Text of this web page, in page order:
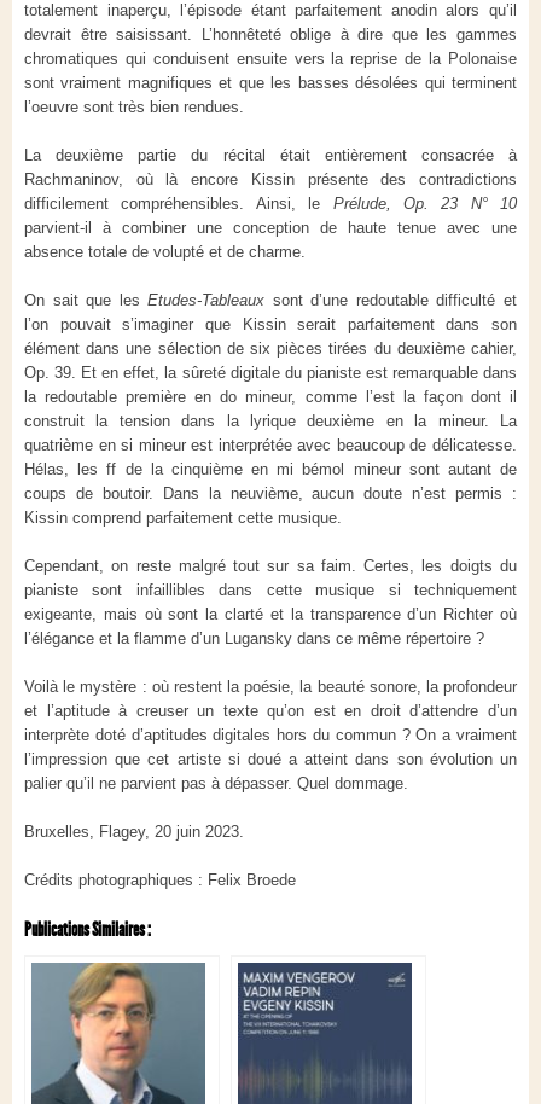
totalement inaperçu, l’épisode étant parfaitement anodin alors qu’il
devrait être saisissant. L’honnêteté oblige à dire que les gammes
chromatiques qui conduisent ensuite vers la reprise de la Polonaise
sont vraiment magnifiques et que les basses désolées qui terminent
l’oeuvre sont très bien rendues.
La deuxième partie du récital était entièrement consacrée à
Rachmaninov, où là encore Kissin présente des contradictions
difficilement compréhensibles. Ainsi, le Prélude, Op. 23 N° 10
parvient-il à combiner une conception de haute tenue avec une
absence totale de volupté et de charme.
On sait que les Etudes-Tableaux sont d’une redoutable difficulté et
l’on pouvait s’imaginer que Kissin serait parfaitement dans son
élément dans une sélection de six pièces tirées du deuxième cahier,
Op. 39. Et en effet, la sûreté digitale du pianiste est remarquable dans
la redoutable première en do mineur, comme l’est la façon dont il
construit la tension dans la lyrique deuxième en la mineur. La
quatrième en si mineur est interprétée avec beaucoup de délicatesse.
Hélas, les ff de la cinquième en mi bémol mineur sont autant de
coups de boutoir. Dans la neuvième, aucun doute n’est permis :
Kissin comprend parfaitement cette musique.
Cependant, on reste malgré tout sur sa faim. Certes, les doigts du
pianiste sont infaillibles dans cette musique si techniquement
exigeante, mais où sont la clarté et la transparence d’un Richter où
l’élégance et la flamme d’un Lugansky dans ce même répertoire ?
Voilà le mystère : où restent la poésie, la beauté sonore, la profondeur
et l’aptitude à creuser un texte qu’on est en droit d’attendre d’un
interprète doté d’aptitudes digitales hors du commun ? On a vraiment
l’impression que cet artiste si doué a atteint dans son évolution un
palier qu’il ne parvient pas à dépasser. Quel dommage.
Bruxelles, Flagey, 20 juin 2023.
Crédits photographiques : Felix Broede
Publications Similaires :